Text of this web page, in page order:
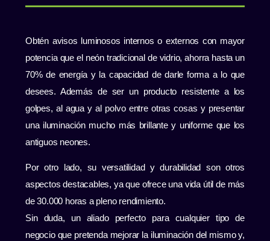
Obtén avisos luminosos internos o externos con mayor
potencia que el neón tradicional de vidrio, ahorra hasta un
70% de energía y la capacidad de darle forma a lo que
desees. Además de ser un producto resistente a los
golpes, al agua y al polvo entre otras cosas y presentar
una iluminación mucho más brillante y uniforme que los
antiguos neones.
Por otro lado, su versatilidad y durabilidad son otros
aspectos destacables, ya que ofrece una vida útil de más
de 30.000 horas a pleno rendimiento.
Sin duda, un aliado perfecto para cualquier tipo de
negocio que pretenda mejorar la iluminación del mismo y,